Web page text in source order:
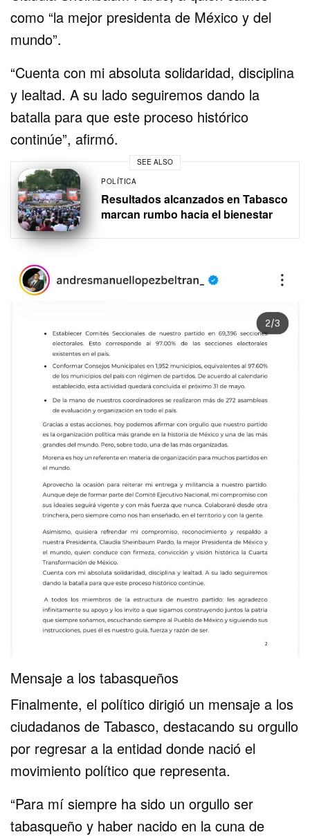
como “la mejor presidenta de México y del
mundo”.
“Cuenta con mi absoluta solidaridad, disciplina
y lealtad. A su lado seguiremos dando la
batalla para que este proceso histórico
continúe”, afirmó.
SEE ALSO
POLÍTICA
Resultados alcanzados en Tabasco
marcan rumbo hacia el bienestar
Mensaje a los tabasqueños
Finalmente, el político dirigió un mensaje a los
ciudadanos de Tabasco, destacando su orgullo
por regresar a la entidad donde nació el
movimiento político que representa.
“Para mí siempre ha sido un orgullo ser
tabasqueño y haber nacido en la cuna de